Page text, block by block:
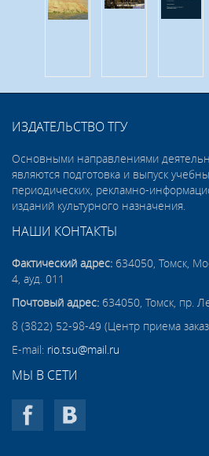
ИЗДАТЕЛЬСТВО ТГУ
Основными направлениями
являются подготовка и выпуск
периодических, рекламно-
изданий культурного назначения.
НАШИ КОНТАКТЫ
Фактический адрес: 634050, Томск,
4, ауд. 011
Почтовый адрес: 634050, Томск, пр.
8 (3822) 52-98-49 (Центр приема
E-mail: rio.tsu@mail.ru
МЫ В СЕТИ